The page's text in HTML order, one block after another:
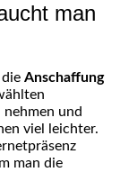
man
Anschaffung
nehmen und
viel leichter.
man die